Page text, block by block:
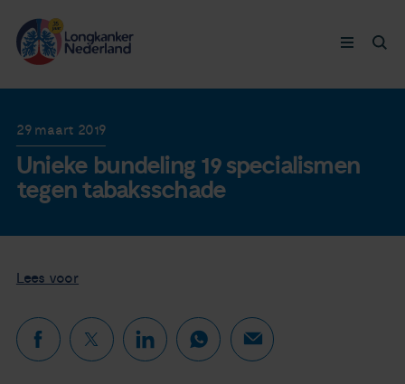
Longkanker
Leven met
Thymuskankers
Steun ons
29 maart 2019
Unieke bundeling 19 specialismen
tegen tabaksschade
Lees voor